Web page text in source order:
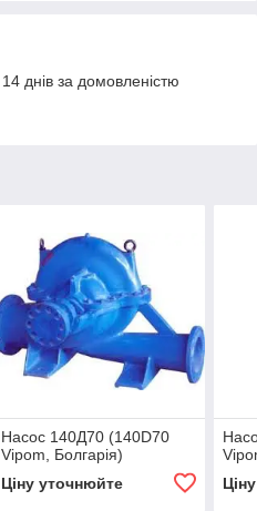
днів за домовленістю
Насос 140Д70 (140D70
Vipom, Болгарія)
Ціну уточнюйте